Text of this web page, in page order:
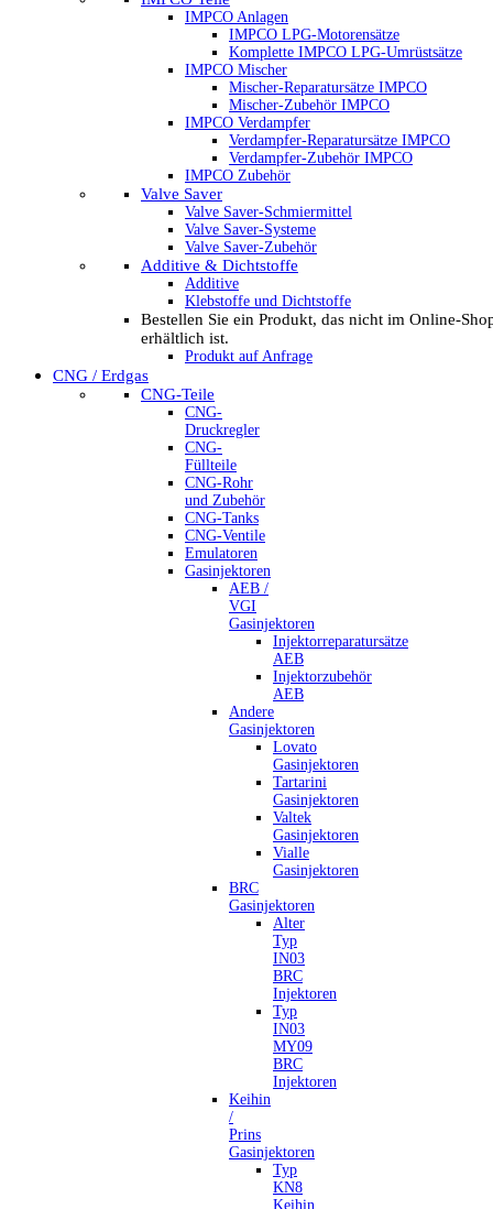
IMPCO Anlagen
IMPCO LPG-Motorensätze
Komplette IMPCO LPG-Umrüstsätze
IMPCO Mischer
Mischer-Reparatursätze IMPCO
Mischer-Zubehör IMPCO
IMPCO Verdampfer
Verdampfer-Reparatursätze IMPCO
Verdampfer-Zubehör IMPCO
IMPCO Zubehör
Valve Saver
Valve Saver-Schmiermittel
Valve Saver-Systeme
Valve Saver-Zubehör
Additive & Dichtstoffe
Additive
Klebstoffe und Dichtstoffe
Bestellen Sie ein Produkt, das nicht im Online-
erhältlich ist.
Produkt auf Anfrage
CNG / Erdgas
CNG-Teile
CNG-
Druckregler
CNG-
Füllteile
CNG-Rohr
und Zubehör
CNG-Tanks
CNG-Ventile
Emulatoren
Gasinjektoren
AEB /
VGI
Gasinjektoren
Injektorreparatursätze
AEB
Injektorzubehör
AEB
Andere
Gasinjektoren
Lovato
Gasinjektoren
Tartarini
Gasinjektoren
Valtek
Gasinjektoren
Vialle
Gasinjektoren
BRC
Gasinjektoren
Alter
Typ
IN03
BRC
Injektoren
Typ
IN03
MY09
BRC
Injektoren
Keihin
/
Prins
Gasinjektoren
Typ
KN8
Keihin